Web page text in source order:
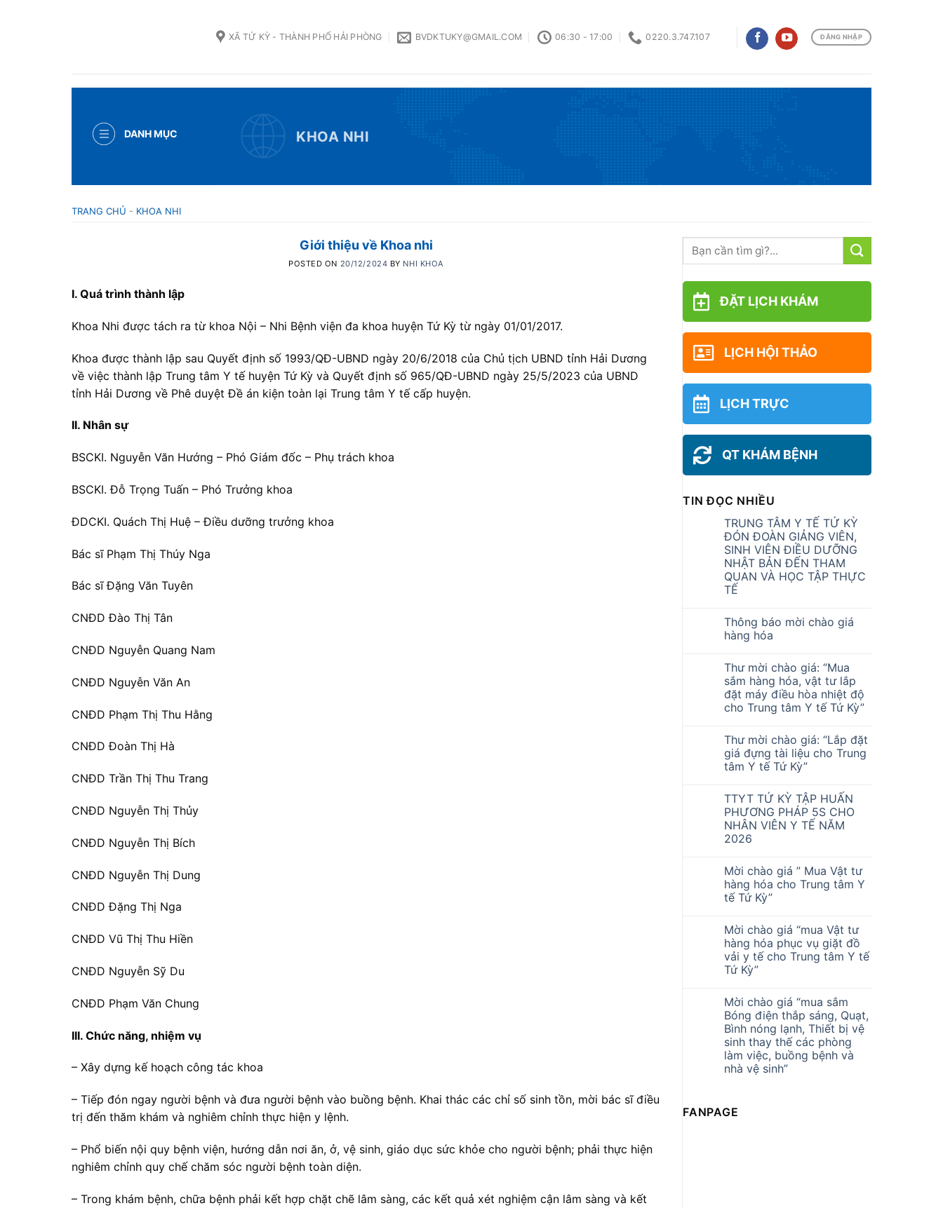
XÃ TỨ KỲ - THÀNH PHỐ HẢI PHÒNG BVDKTUKY@GMAIL.COM 06:30 - 17:00 0220.3.747.107 ĐĂNG NHẬP
DANH MỤC KHOA NHI
TRANG CHỦ - KHOA NHI
Giới thiệu về Khoa nhi
POSTED ON 20/12/2024 BY NHI KHOA
I. Quá trình thành lập
Khoa Nhi được tách ra từ khoa Nội – Nhi Bệnh viện đa khoa huyện Tứ Kỳ từ ngày 01/01/2017.
Khoa được thành lập sau Quyết định số 1993/QĐ-UBND ngày 20/6/2018 của Chủ tịch UBND tỉnh Hải Dương
về việc thành lập Trung tâm Y tế huyện Tứ Kỳ và Quyết định số 965/QĐ-UBND ngày 25/5/2023 của UBND
tỉnh Hải Dương về Phê duyệt Đề án kiện toàn lại Trung tâm Y tế cấp huyện.
II. Nhân sự
BSCKI. Nguyễn Văn Hướng – Phó Giám đốc – Phụ trách khoa
BSCKI. Đỗ Trọng Tuấn – Phó Trưởng khoa
ĐDCKI. Quách Thị Huệ – Điều dưỡng trưởng khoa
Bác sĩ Phạm Thị Thúy Nga
Bác sĩ Đặng Văn Tuyên
CNĐD Đào Thị Tân
CNĐD Nguyễn Quang Nam
CNĐD Nguyễn Văn An
CNĐD Phạm Thị Thu Hằng
CNĐD Đoàn Thị Hà
CNĐD Trần Thị Thu Trang
CNĐD Nguyễn Thị Thủy
CNĐD Nguyễn Thị Bích
CNĐD Nguyễn Thị Dung
CNĐD Đặng Thị Nga
CNĐD Vũ Thị Thu Hiền
CNĐD Nguyễn Sỹ Du
CNĐD Phạm Văn Chung
III. Chức năng, nhiệm vụ
– Xây dựng kế hoạch công tác khoa
– Tiếp đón ngay người bệnh và đưa người bệnh vào buồng bệnh. Khai thác các chỉ số sinh tồn, mời bác sĩ điều
trị đến thăm khám và nghiêm chỉnh thực hiện y lệnh.
– Phổ biến nội quy bệnh viện, hướng dẫn nơi ăn, ở, vệ sinh, giáo dục sức khỏe cho người bệnh; phải thực hiện
nghiêm chỉnh quy chế chăm sóc người bệnh toàn diện.
– Trong khám bệnh, chữa bệnh phải kết hợp chặt chẽ lâm sàng, các kết quả xét nghiệm cận lâm sàng và kết
ĐẶT LỊCH KHÁM
LỊCH HỘI THẢO
LỊCH TRỰC
QT KHÁM BỆNH
TIN ĐỌC NHIỀU
TRUNG TÂM Y TẾ TỨ KỲ
ĐÓN ĐOÀN GIẢNG VIÊN,
SINH VIÊN ĐIỀU DƯỠNG
NHẬT BẢN ĐẾN THAM
QUAN VÀ HỌC TẬP THỰC
TẾ
Thông báo mời chào giá
hàng hóa
Thư mời chào giá: “Mua
sắm hàng hóa, vật tư lắp
đặt máy điều hòa nhiệt độ
cho Trung tâm Y tế Tứ Kỳ”
Thư mời chào giá: “Lắp đặt
giá đựng tài liệu cho Trung
tâm Y tế Tứ Kỳ”
TTYT TỨ KỲ TẬP HUẤN
PHƯƠNG PHÁP 5S CHO
NHÂN VIÊN Y TẾ NĂM
2026
Mời chào giá ” Mua Vật tư
hàng hóa cho Trung tâm Y
tế Tứ Kỳ”
Mời chào giá “mua Vật tư
hàng hóa phục vụ giặt đồ
vải y tế cho Trung tâm Y tế
Tứ Kỳ”
Mời chào giá “mua sắm
Bóng điện thắp sáng, Quạt,
Bình nóng lạnh, Thiết bị vệ
sinh thay thế các phòng
làm việc, buồng bệnh và
nhà vệ sinh”
FANPAGE